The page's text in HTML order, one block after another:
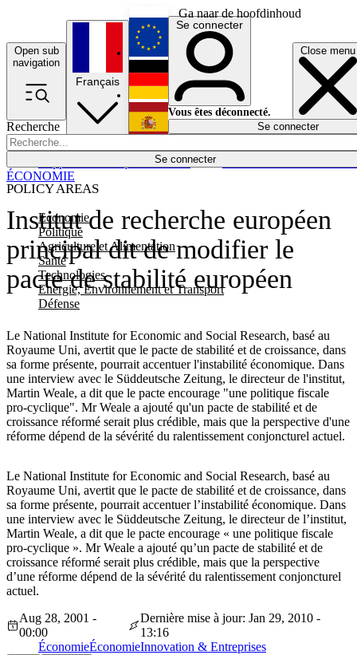
Ga naar de hoofdinhoud
Open sub
navigation
Close menu
Recherche
Se connecter
POLICY AREAS
Economie
Politique
Agriculture et Alimentation
Santé
Technologies
Energie, Environnement et Transport
Défense
Économie
Français
English
Deutsch
Español
Se connecter
Vous êtes déconnecté.
Se connecter
Institut de recherche européen
principal dit de modifier le
pacte de stabilité européen
Le National Institute for Economic and Social Research, basé au
Royaume Uni, avertit que le pacte de stabilité et de croissance, dans
sa forme présente, pourrait accentuer l'instabilité économique. Dans
une interview avec le Süddeutsche Zeitung, le directeur de l'institut,
Martin Weale, a dit que le pacte encourage "une politique fiscale
pro-cyclique". Mr Weale a ajouté qu'un pacte de stabilité et de
croissance réformé serait plus crédible, mais que la perspective d'une
réforme dépend de la sévérité du ralentissement conjoncturel actuel.
ÉCONOMIE
Le National Institute for Economic and Social Research, basé au
Royaume Uni, avertit que le pacte de stabilité et de croissance, dans
sa forme présente, pourrait accentuer l’instabilité économique. Dans
une interview avec le Süddeutsche Zeitung, le directeur de l’institut,
Martin Weale, a dit que le pacte encourage « une politique fiscale
pro-cyclique ». Mr Weale a ajouté qu’un pacte de stabilité et de
croissance réformé serait plus crédible, mais que la perspective
d’une réforme dépend de la sévérité du ralentissement conjoncturel
actuel.
Aug 28, 2001 -
00:00
Dernière mise à jour: Jan 29, 2010 -
13:16
ÉconomieÉconomieInnovation & Entreprises